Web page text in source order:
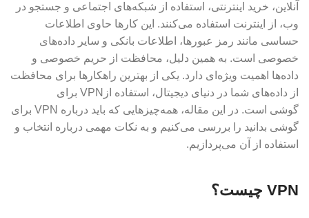
آنلاین، خرید اینترنتی، استفاده از شبکه‌های اجتماعی و جستجو در
وب، از اینترنت استفاده می‌کنند. این کارها حاوی اطلاعات
حساسی مانند رمز عبورها، اطلاعات بانکی و سایر داده‌های
خصوصی است. به همین دلیل، محافظت از حریم خصوصی و
داده‌ها اهمیت ویژه‌ای دارد. یکی از بهترین راهکارها برای محافظت
از داده‌های شما در دنیای دیجیتال، استفاده ازVPN برای
گوشی است. در این مقاله، همه‌چیزهایی که باید درباره VPN برای
گوشی بدانید را بررسی می‌کنیم و به نکات مهمی درباره انتخاب و
استفاده از آن می‌پردازیم.
VPN چیست؟